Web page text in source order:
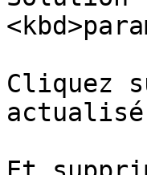
Cliquez